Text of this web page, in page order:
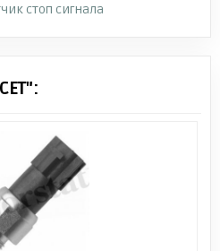
стоп сигнала